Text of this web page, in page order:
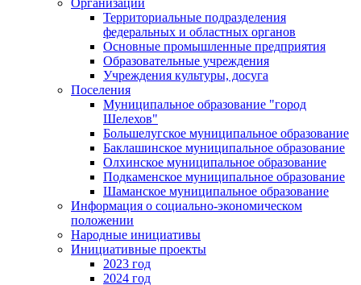
Территориальные подразделения
федеральных и областных органов
Основные промышленные предприятия
Образовательные учреждения
Учреждения культуры, досуга
Поселения
Муниципальное образование "город
Шелехов"
Большелугское муниципальное образование
Баклашинское муниципальное образование
Олхинское муниципальное образование
Подкаменское муниципальное образование
Шаманское муниципальное образование
Информация о социально-экономическом
положении
Народные инициативы
Инициативные проекты
2023 год
2024 год